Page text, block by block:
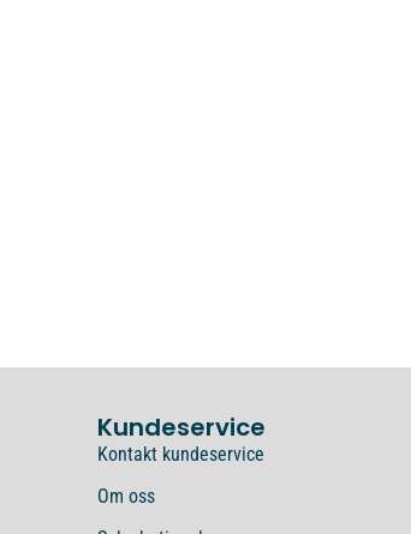
Kundeservice
Kontakt kundeservice
Om oss